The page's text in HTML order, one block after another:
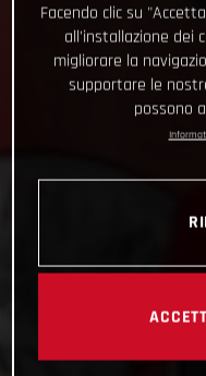
Facendo clic su
all'installazione dei
migliorare la
supportare le
possono